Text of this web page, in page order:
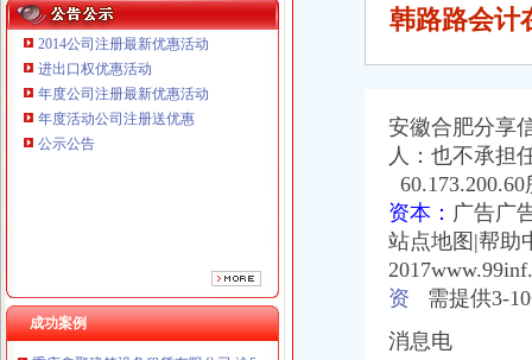
2014公司注册最新优惠活动
进出口权优惠活动
年度公司注册最新优惠活动
年度活动公司注册送优惠
公示公告
成功案例
重庆宝鹰汽车销售有限公司
重庆欧氏科技发展有限公司 渝九50万 （进出口权）
重庆雷森堡网络科技有限公司 渝北10万 （工商注册）
重庆斯苔登托生物科技有限公司 渝南10万 （工商注册）
重庆鑫聚建筑设备租赁有限公司 渝巴3万 （工商注册）
韩路路会计
安徽合肥分享
人：也不承担
资本： 广告广
站点地图|帮助
资 需提供3-
消息电